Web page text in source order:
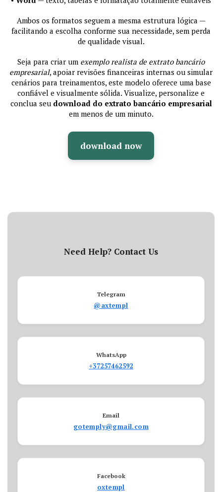
Ambos os formatos seguem a mesma estrutura lógica —
facilitando a escolha conforme sua necessidade, sem perda
de qualidade visual.
Seja para criar um exemplo realista de extrato bancário
empresarial, apoiar revisões financeiras internas ou simular
cenários para treinamentos, este modelo oferece uma base
confiável e visualmente sólida. Visualize, personalize e
conclua seu download do extrato bancário empresarial
em menos de um minuto.
download now
Need Help? Contact Us
Telegram
@axtempl
WhatsApp
+37257462592
Email
gotemply@gmail.com
Facebook
oxtempl